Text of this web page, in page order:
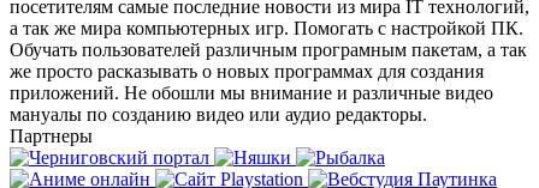
посетителям самые последние новости из мира IT технологий,
а так же мира компьютерных игр. Помогать с настройкой ПК.
Обучать пользователей различным програмным пакетам, а так
же просто расказывать о новых программах для создания
приложений. Не обошли мы внимание и различные видео
мануалы по созданию видео или аудио редакторы.
Партнеры